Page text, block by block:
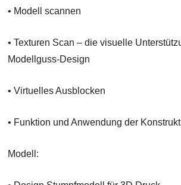
• Modell scannen
• Texturen Scan – die visuelle
Modellguss-Design
• Virtuelles Ausblocken
• Funktion und Anwendung der
Modell: